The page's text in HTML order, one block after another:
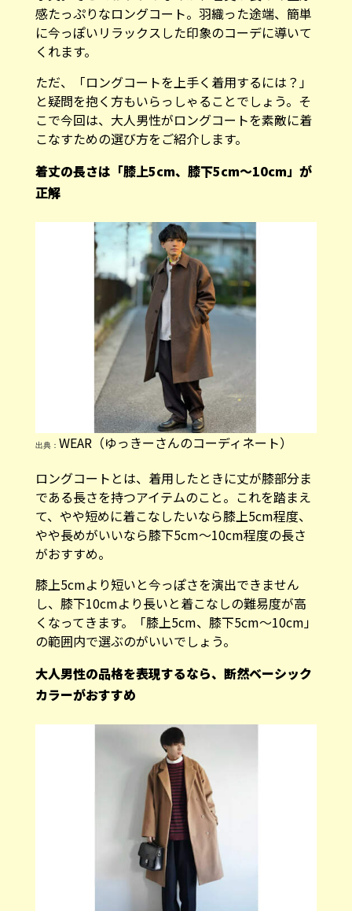
感たっぷりなロングコート。羽織った途端、簡単
に今っぽいリラックスした印象のコーデに導いて
くれます。
ただ、「ロングコートを上手く着用するには？」
と疑問を抱く方もいらっしゃることでしょう。そ
こで今回は、大人男性がロングコートを素敵に着
こなすための選び方をご紹介します。
着丈の長さは「膝上5cm、膝下5cm～10cm」が
正解
出典： WEAR（ゆっきーさんのコーディネート）
ロングコートとは、着用したときに丈が膝部分ま
である長さを持つアイテムのこと。これを踏まえ
て、やや短めに着こなしたいなら膝上5cm程度、
やや長めがいいなら膝下5cm～10cm程度の長さ
がおすすめ。
膝上5cmより短いと今っぽさを演出できません
し、膝下10cmより長いと着こなしの難易度が高
くなってきます。「膝上5cm、膝下5cm～10cm」
の範囲内で選ぶのがいいでしょう。
大人男性の品格を表現するなら、断然ベーシック
カラーがおすすめ